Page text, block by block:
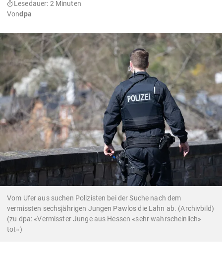
Lesedauer: 2 Minuten
Vondpa
Vom Ufer aus suchen Polizisten bei der Suche nach dem
vermissten sechsjährigen Jungen Pawlos die Lahn ab. (Archivbild)
(zu dpa: «Vermisster Junge aus Hessen «sehr wahrscheinlich»
tot»)